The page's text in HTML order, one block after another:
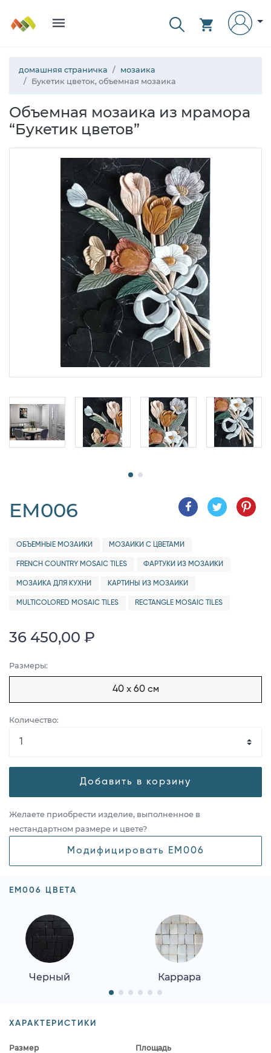
домашняя страничка
мозаика
Букетик цветок, объемная мозаика
Объемная мозаика из мрамора
“Букетик цветов”
EM006
ОБЪЕМНЫЕ МОЗАИКИ МОЗАИКИ С ЦВЕТАМИ
FRENCH COUNTRY MOSAIC TILES ФАРТУКИ ИЗ МОЗАИКИ
МОЗАИКА ДЛЯ КУХНИ КАРТИНЫ ИЗ МОЗАИКИ
MULTICOLORED MOSAIC TILES RECTANGLE MOSAIC TILES
36 450,00 ₽
Размеры:
40 x 60 см
Количество:
Добавить в корзину
Желаете приобрести изделие, выполненное в
нестандартном размере и цвете?
Модифицировать EM006
EM006 ЦВЕТА
Черный Каррара
ХАРАКТЕРИСТИКИ
Размер Площадь